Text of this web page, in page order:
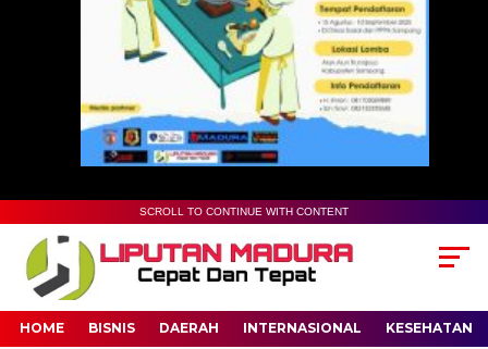
SCROLL TO CONTINUE WITH CONTENT
HOME BISNIS DAERAH INTERNASIONAL KESEHATAN